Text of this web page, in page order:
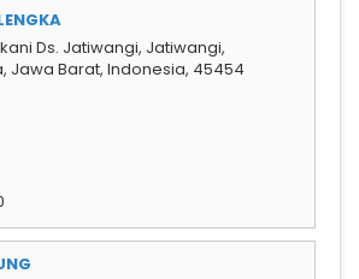
Ds. Jatiwangi, Jatiwangi,
Jawa Barat, Indonesia, 45454